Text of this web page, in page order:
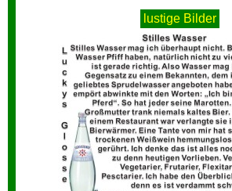
lustige Bilder